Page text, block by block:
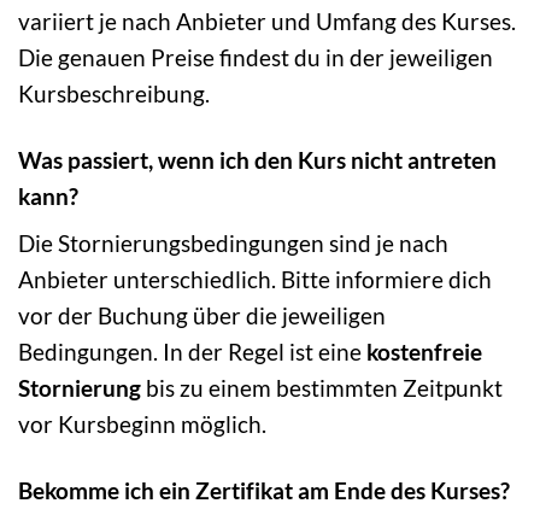
variiert je nach Anbieter und Umfang des Kurses.
Die genauen Preise findest du in der jeweiligen
Kursbeschreibung.
Was passiert, wenn ich den Kurs nicht antreten
kann?
Die Stornierungsbedingungen sind je nach
Anbieter unterschiedlich. Bitte informiere dich
vor der Buchung über die jeweiligen
Bedingungen. In der Regel ist eine kostenfreie
Stornierung bis zu einem bestimmten Zeitpunkt
vor Kursbeginn möglich.
Bekomme ich ein Zertifikat am Ende des Kurses?